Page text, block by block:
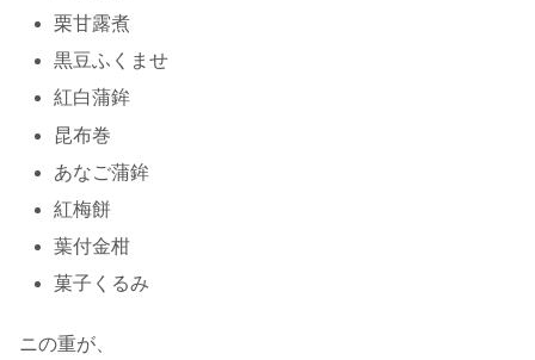
栗甘露煮
黒豆ふくませ
紅白蒲鉾
昆布巻
あなご蒲鉾
紅梅餅
葉付金柑
菓子くるみ
ニの重が、